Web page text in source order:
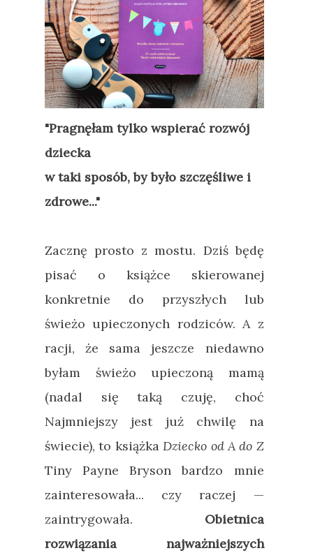
"Pragnęłam tylko wspierać rozwój
dziecka
w taki sposób, by było szczęśliwe i
zdrowe..."
Zacznę prosto z mostu. Dziś będę
pisać o książce skierowanej
konkretnie do przyszłych lub
świeżo upieczonych rodziców. A z
racji, że sama jeszcze niedawno
byłam świeżo upieczoną mamą
(nadal się taką czuję, choć
Najmniejszy jest już chwilę na
świecie), to książkaDziecko od A do Z
Tiny Payne Bryson bardzo mnie
zainteresowała... czy raczej —
zaintrygowała. Obietnica
rozwiązania najważniejszych